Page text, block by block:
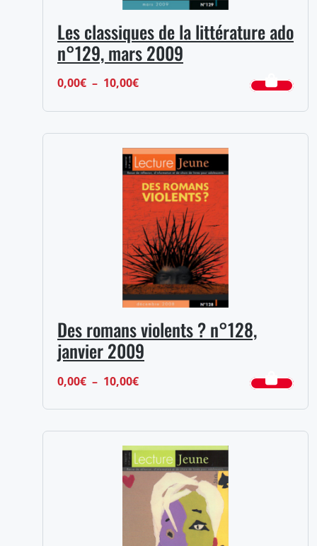
Les classiques de la littérature ado
n°129, mars 2009
0,00€ – 10,00€Plage
0,00€
à
10,00€
Des romans violents ? n°128,
janvier 2009
0,00€ – 10,00€Plage
0,00€
à
10,00€